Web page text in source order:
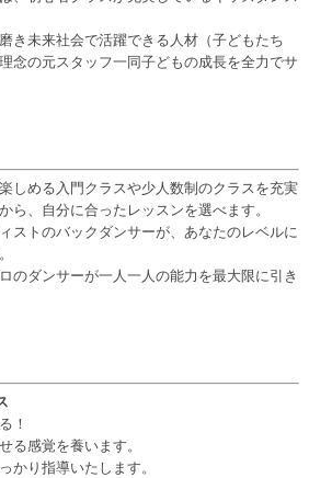
き未来社会で活躍できる人材（子どもたち
念の元スタッフ一同子どもの成長を全力でサ
しめる入門クラスや少人数制のクラスを充実
ら、自分に合ったレッスンを選べます。
ストのバックダンサーが、あなたのレベルに
のダンサーが一人一人の能力を最大限に引き
！
る感覚を養います。
かり指導いたします。